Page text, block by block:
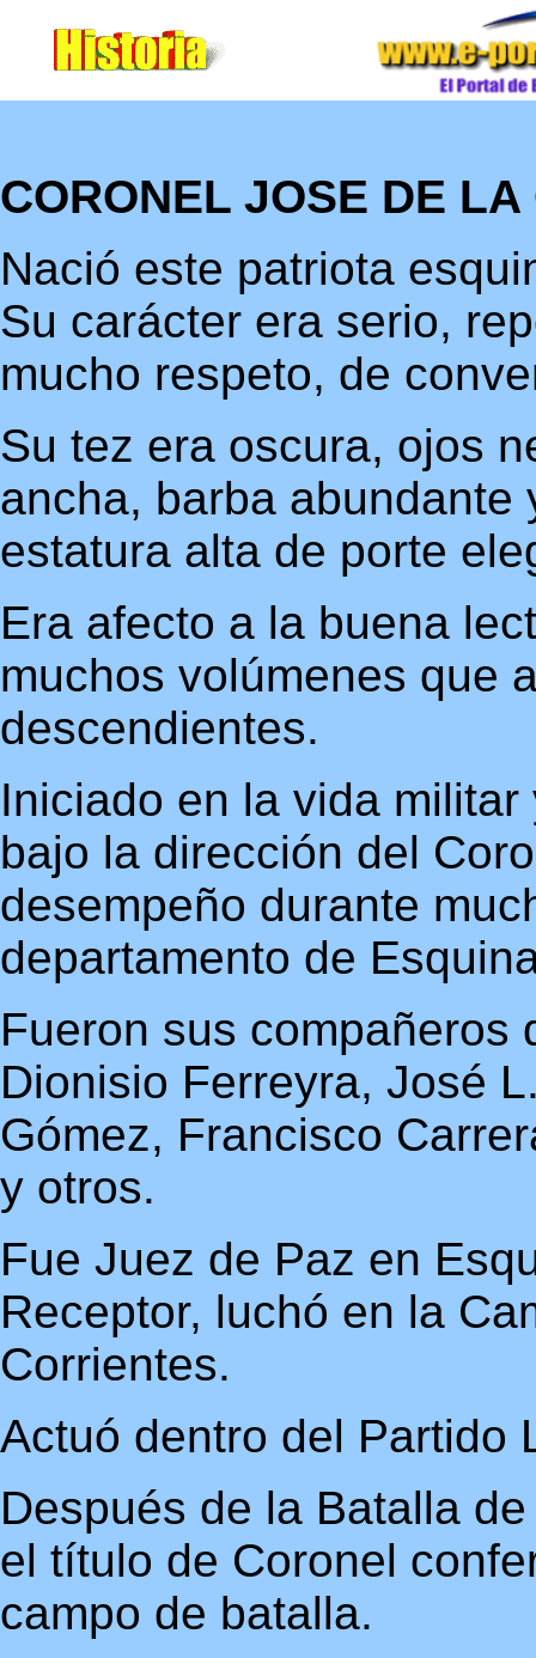
CORONEL JOSE DE
Nació este patriota
Su carácter era serio,
mucho respeto, de
Su tez era oscura, ojos
ancha, barba
estatura alta de porte
Era afecto a la buena
muchos volúmenes que
descendientes.
Iniciado en la vida
bajo la dirección del
desempeño durante
departamento de
Fueron sus compañeros
Dionisio Ferreyra, José
Gómez, Francisco
y otros.
Fue Juez de Paz en
Receptor, luchó en la
Corrientes.
Actuó dentro del Partido
Después de la Batalla
el título de Coronel
campo de batalla.